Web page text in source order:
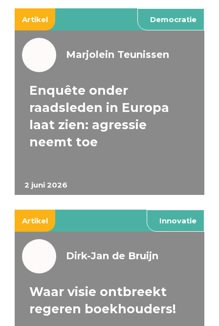
Artikel Democratie
2 juni 2026
Marjolein Teunissen
Enquête onder
raadsleden in Europa
laat zien: agressie
neemt toe
Artikel Innovatie
Dirk-Jan de Bruijn
Waar visie ontbreekt
regeren boekhouders!